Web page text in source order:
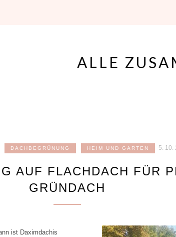
ALLE
DACHBEGRÜNUNG HEIM UND GARTEN 5. 10.
AUF FLACHDACH FÜR
GRÜNDACH
ist Daximdachis